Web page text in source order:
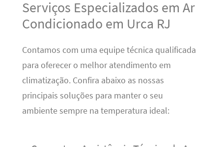
Serviços Especializados em Ar
Condicionado em Urca RJ
Contamos com uma equipe técnica qualificada
para oferecer o melhor atendimento em
climatização. Confira abaixo as nossas
principais soluções para manter o seu
ambiente sempre na temperatura ideal: